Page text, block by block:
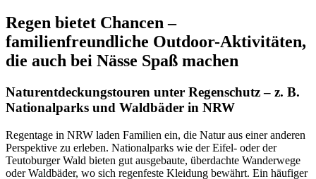
Regen bietet Chancen –
familienfreundliche Outdoor-Aktivitäten,
die auch bei Nässe Spaß machen
Naturentdeckungstouren unter Regenschutz – z. B.
Nationalparks und Waldbäder in NRW
Regentage in NRW laden Familien ein, die Natur aus einer anderen
Perspektive zu erleben. Nationalparks wie der Eifel- oder der
Teutoburger Wald bieten gut ausgebaute, überdachte Wanderwege
oder Waldbäder, wo sich regenfeste Kleidung bewährt. Ein häufiger